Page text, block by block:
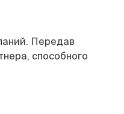
Передав
способного